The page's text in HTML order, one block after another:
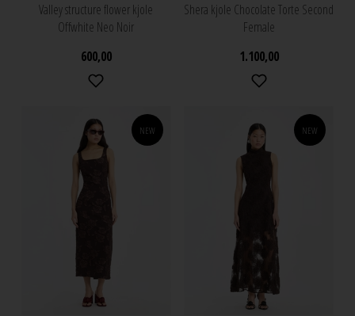
Valley structure flower kjole
Offwhite Neo Noir
600,00
Shera kjole Chocolate Torte Second
Female
1.100,00
NEW NEW